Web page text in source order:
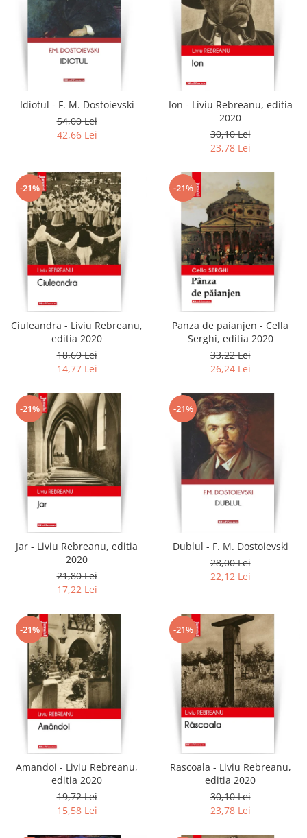
Idiotul - F. M. Dostoievski
54,00 Lei
42,66 Lei
Ion - Liviu Rebreanu, editia
2020
30,10 Lei
23,78 Lei
-21%
Ciuleandra - Liviu Rebreanu,
editia 2020
18,69 Lei
14,77 Lei
-21%
Panza de paianjen - Cella
Serghi, editia 2020
33,22 Lei
26,24 Lei
-21%
Jar - Liviu Rebreanu, editia
2020
21,80 Lei
17,22 Lei
-21%
Dublul - F. M. Dostoievski
28,00 Lei
22,12 Lei
-21%
Amandoi - Liviu Rebreanu,
editia 2020
19,72 Lei
15,58 Lei
-21%
Rascoala - Liviu Rebreanu,
editia 2020
30,10 Lei
23,78 Lei